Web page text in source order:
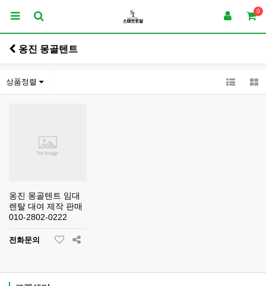
0
옹진 몽골텐트
상품정렬
옹진 몽골텐트 임대
렌탈 대여 제작 판매
010-2802-0222
전화문의